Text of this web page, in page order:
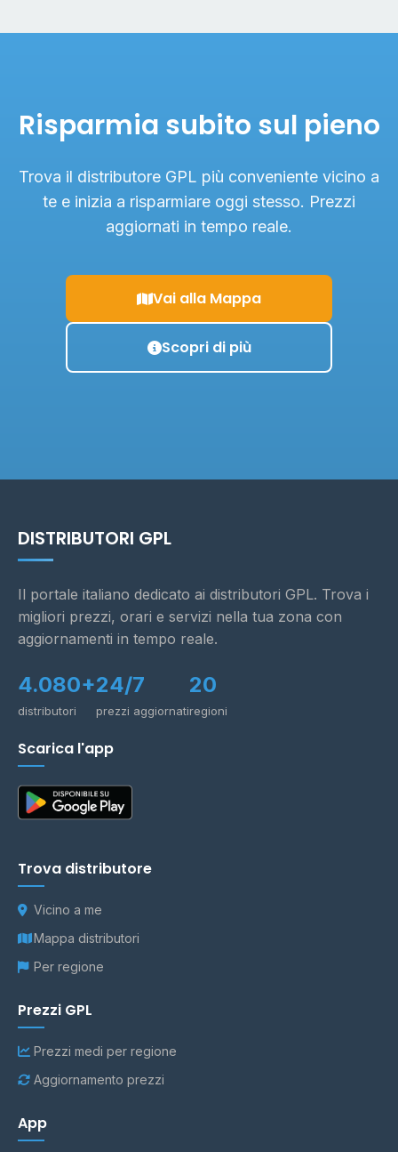
Risparmia subito sul pieno
Trova il distributore GPL più conveniente vicino a
te e inizia a risparmiare oggi stesso. Prezzi
aggiornati in tempo reale.
Vai alla Mappa
Scopri di più
DISTRIBUTORI GPL
Il portale italiano dedicato ai distributori GPL. Trova i
migliori prezzi, orari e servizi nella tua zona con
aggiornamenti in tempo reale.
4.080+
distributori
24/7
prezzi aggiornati
20
regioni
Scarica l'app
Trova distributore
Vicino a me
Mappa distributori
Per regione
Prezzi GPL
Prezzi medi per regione
Aggiornamento prezzi
App